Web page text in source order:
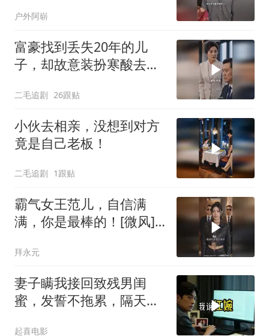
户外阿崭
富豪找到丢失20年的儿
子，却故意装扮寒酸去相
二毛追剧 26跟贴
小伙去相亲，没想到对方
竟是自己老板！
二毛追剧 1跟贴
霸气女王范儿，自信满
满，你是最棒的！[微风]
拜永元
妻子瞒我接回致残男闺
蜜，发誓不拖累，隔天我
起喜电影